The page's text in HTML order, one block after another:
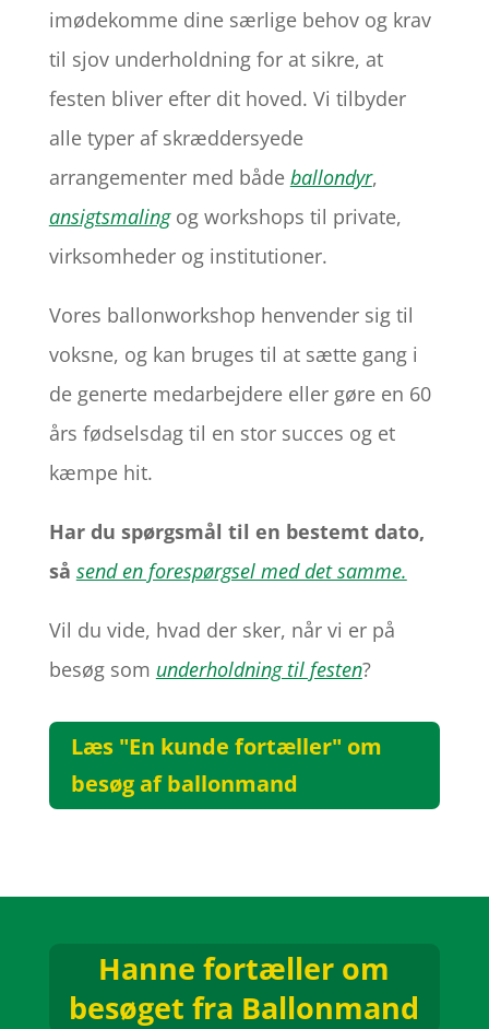
imødekomme dine særlige behov og krav
til sjov underholdning for at sikre, at
festen bliver efter dit hoved. Vi tilbyder
alle typer af skræddersyede
arrangementer med både ballondyr,
ansigtsmaling og workshops til private,
virksomheder og institutioner.
Vores ballonworkshop henvender sig til
voksne, og kan bruges til at sætte gang i
de generte medarbejdere eller gøre en 60
års fødselsdag til en stor succes og et
kæmpe hit.
Har du spørgsmål til en bestemt dato,
så send en forespørgsel med det samme.
Vil du vide, hvad der sker, når vi er på
besøg som underholdning til festen?
Læs "En kunde fortæller" om
besøg af ballonmand
Hanne fortæller om
besøget fra Ballonmand